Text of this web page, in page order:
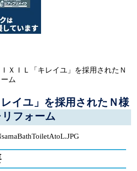
ＩＸＩＬ「キレイユ」を採用されたＮ
ム
レイユ」を採用されたＮ様
フォーム